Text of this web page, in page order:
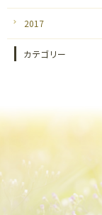
2017
カテゴリー